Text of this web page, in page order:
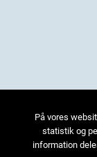
På vores
statistik og
information